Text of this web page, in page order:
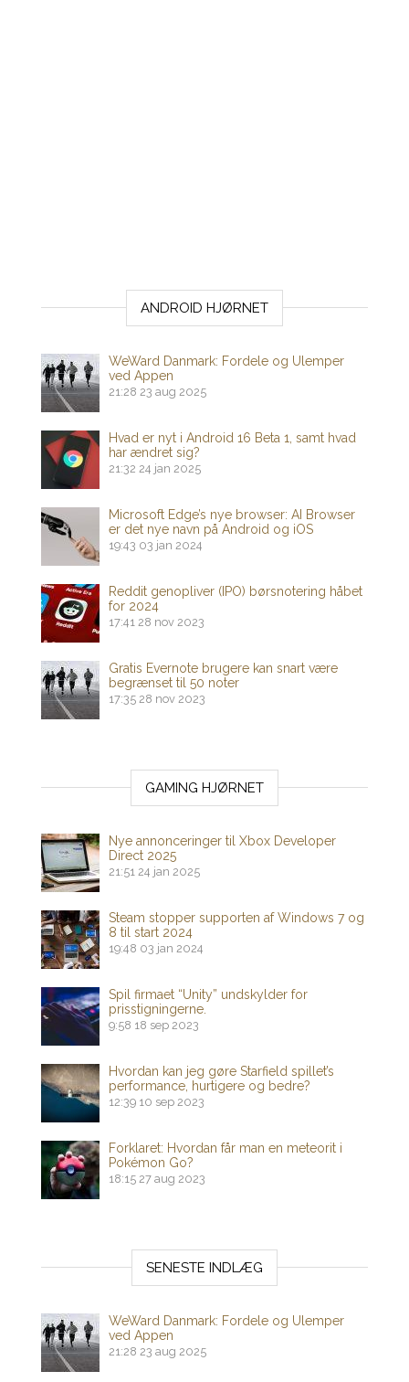
ANDROID HJØRNET
WeWard Danmark: Fordele og Ulemper
ved Appen
21:28 23 aug 2025
Hvad er nyt i Android 16 Beta 1, samt hvad
har ændret sig?
21:32 24 jan 2025
Microsoft Edge’s nye browser: AI Browser
er det nye navn på Android og iOS
19:43 03 jan 2024
Reddit genopliver (IPO) børsnotering håbet
for 2024
17:41 28 nov 2023
Gratis Evernote brugere kan snart være
begrænset til 50 noter
17:35 28 nov 2023
GAMING HJØRNET
Nye annonceringer til Xbox Developer
Direct 2025
21:51 24 jan 2025
Steam stopper supporten af ​​Windows 7 og
8 til start 2024
19:48 03 jan 2024
Spil firmaet “Unity” undskylder for
prisstigningerne.
9:58 18 sep 2023
Hvordan kan jeg gøre Starfield spillet’s
performance, hurtigere og bedre?
12:39 10 sep 2023
Forklaret: Hvordan får man en meteorit i
Pokémon Go?
18:15 27 aug 2023
SENESTE INDLÆG
WeWard Danmark: Fordele og Ulemper
ved Appen
21:28 23 aug 2025